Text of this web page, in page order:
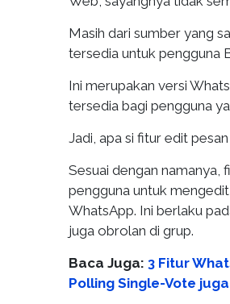
Masih dari sumber yang
tersedia untuk pengguna
Ini merupakan versi
tersedia bagi pengguna
Jadi, apa si fitur edit
Sesuai dengan namanya,
pengguna untuk
WhatsApp. Ini berlaku
juga obrolan di grup.
Baca Juga: 3 Fitur
Polling Single-Vote